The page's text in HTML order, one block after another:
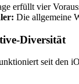
erfüllt vier
Die allgemeine
Diversität
seit den